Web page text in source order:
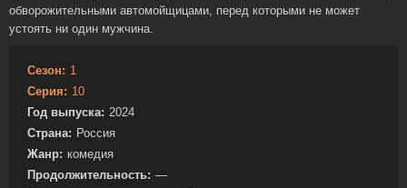
обворожительными автомойщицами, перед которыми не может
устоять ни один мужчина.
Сезон: 1
Серия: 10
Год выпуска: 2024
Страна: Россия
Жанр: комедия
Продолжительность: —